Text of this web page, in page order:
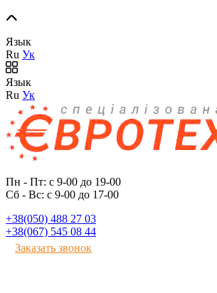
Язык
Ru Ук
Язык
Ru Ук
Пн - Пт: с 9-00 до 19-00
Сб - Вс: с 9-00 до 17-00
+38(050) 488 27 03
+38(067) 545 08 44
Заказать звонок